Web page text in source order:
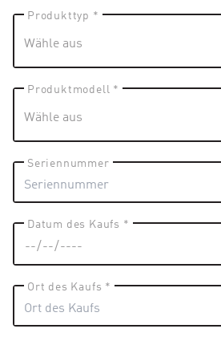
Produkttyp *
Produktmodell *
Seriennummer
Datum des Kaufs *
Ort des Kaufs *